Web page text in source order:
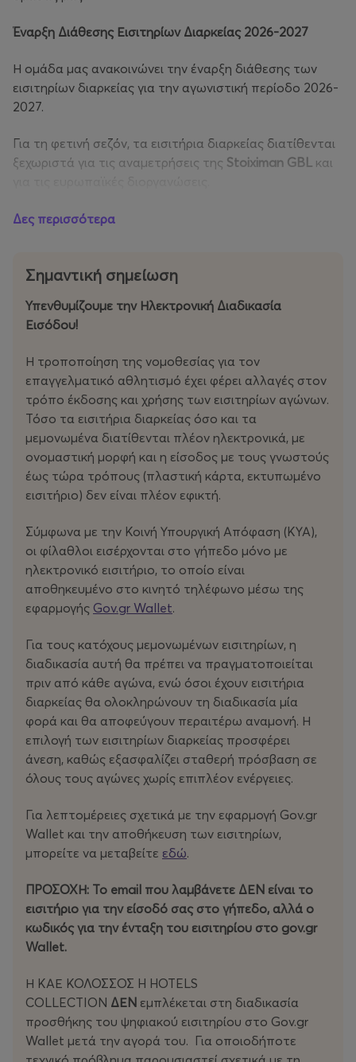
Έναρξη Διάθεσης Εισιτηρίων Διαρκείας 2026-2027
Η ομάδα μας ανακοινώνει την έναρξη διάθεσης των
εισιτηρίων διαρκείας για την αγωνιστική περίοδο 2026-
2027.
Για τη φετινή σεζόν, τα εισιτήρια διαρκείας διατίθενται
ξεχωριστά για τις αναμετρήσεις της Stoiximan GBL και
Σημειώνεται ότι δικαίωμα αγοράς εισιτηρίου διαρκείας
τη Stoiximan GBL.
Σημείωση:Ο Κολοσσός H Hotels Collection θα ξεκινήσει
τη φετινή ευρωπαϊκή του πορεία από τα προκριματικά
που δεν εξασφαλίσει την πρόκριση στη φάση των
ομίλων, θα συνεχίσει την ευρωπαϊκή του παρουσία
στοFIBA Europe Cup . Το εισιτήριο διαρκείας Ευρώπης
ισχύει για όλους τους εντός έδρας αγώνες της ομάδας,
ανεξαρτήτως της διοργάνωσης στην οποία θα
αγωνιστεί.
Σας καλούμε να εξασφαλίσετε έγκαιρα τη θέση σας και
αυτής πρόκλησης. Μαζί, μπορούμε να πετύχουμε
περισσότερα.
Περίοδοι Διάθεσης
📅 1 Ιουλίου – 31 Ιουλίου 2026
Οι φίλοι της ομάδας που μας στήριξαν την
προηγούμενη σεζόν έχουν την αποκλειστική
δυνατότητα ανανέωσης της θέσης τους ή αλλαγής
θέσης (κατόπιν επικοινωνίας με την ΚΑΕ).
📞 2241022261 | ✉️ info@kolossosbc.gr
Γ’ Περίοδος:από 1 Σεπτεμβρίου 2026 και έπειτα
ΤΙΜΕΣ ΕΙΣΙΤΗΡΙΩΝ ΔΙΑΡΚΕΙΑΣ
ΚΑΘΙΣΜΑΤΑ (Η τιμή περιλαμβάνει και τους
Ευρωπαϊκούς αγώνες)
Ανανέωση: 1.100€
Β’ Περίοδος: 1.200€
Δες περισσότερα
Σημαντική σημείωση
Υπενθυμίζουμε την Ηλεκτρονική Διαδικασία
Εισόδου!
Η τροποποίηση της νομοθεσίας για τον
επαγγελματικό αθλητισμό έχει φέρει αλλαγές στον
τρόπο έκδοσης και χρήσης των εισιτηρίων αγώνων.
Τόσο τα εισιτήρια διαρκείας όσο και τα
μεμονωμένα διατίθενται πλέον ηλεκτρονικά, με
ονομαστική μορφή και η είσοδος με τους γνωστούς
έως τώρα τρόπους (πλαστική κάρτα, εκτυπωμένο
εισιτήριο) δεν είναι πλέον εφικτή.
Σύμφωνα με την Κοινή Υπουργική Απόφαση (ΚΥΑ),
οι φίλαθλοι εισέρχονται στο γήπεδο μόνο με
ηλεκτρονικό εισιτήριο, το οποίο είναι
αποθηκευμένο στο κινητό τηλέφωνο μέσω της
εφαρμογής Gov.gr Wallet.
Για τους κατόχους μεμονωμένων εισιτηρίων, η
διαδικασία αυτή θα πρέπει να πραγματοποιείται
πριν από κάθε αγώνα, ενώ όσοι έχουν εισιτήρια
διαρκείας θα ολοκληρώνουν τη διαδικασία μία
φορά και θα αποφεύγουν περαιτέρω αναμονή. Η
επιλογή των εισιτηρίων διαρκείας προσφέρει
άνεση, καθώς εξασφαλίζει σταθερή πρόσβαση σε
όλους τους αγώνες χωρίς επιπλέον ενέργειες.
Για λεπτομέρειες σχετικά με την εφαρμογή Gov.gr
Wallet και την αποθήκευση των εισιτηρίων,
μπορείτε να μεταβείτε εδώ.
ΠΡΟΣΟΧΗ: Το email που λαμβάνετε ΔΕΝ είναι το
εισιτήριο για την είσοδό σας στο γήπεδο, αλλά ο
κωδικός για την ένταξη του εισιτηρίου στο gov.gr
Wallet.
Η ΚΑΕ ΚΟΛΟΣΣΟΣ H HOTELS
COLLECTION ΔΕΝ εμπλέκεται στη διαδικασία
προσθήκης του ψηφιακού εισιτηρίου στο Gov.gr
Wallet μετά την αγορά του. Για οποιοδήποτε